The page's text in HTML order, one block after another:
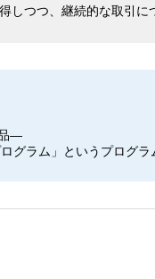
つつ、継続的な取引に
―
グラム」というプログラ